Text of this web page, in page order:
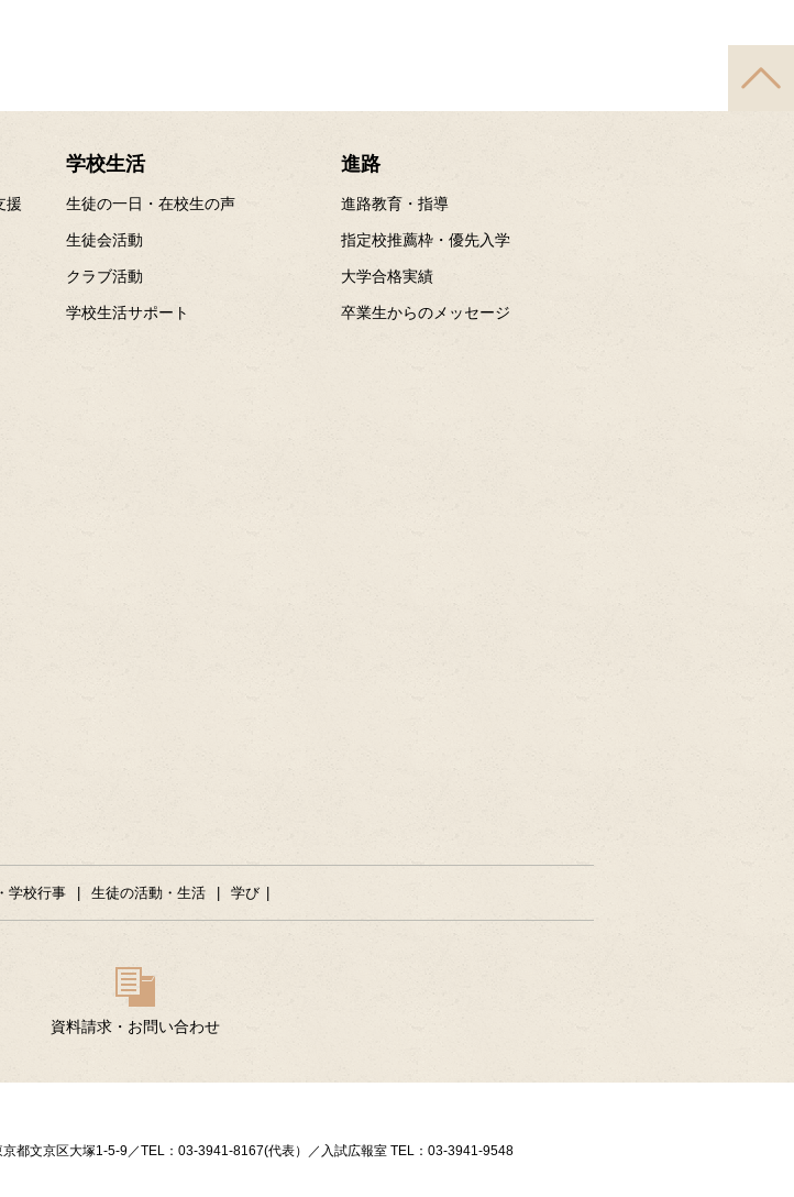
援
学校生活
生徒の一日・在校生の声
生徒会活動
クラブ活動
学校生活サポート
進路
進路教育・指導
指定校推薦枠・優先入学
大学合格実績
卒業生からのメッセージ
学校行事 生徒の活動・生活 学び
資料請求・お問い合わせ
都文京区大塚1-5-9／TEL：03-3941-8167(代表）／入試広報室 TEL：03-3941-9548